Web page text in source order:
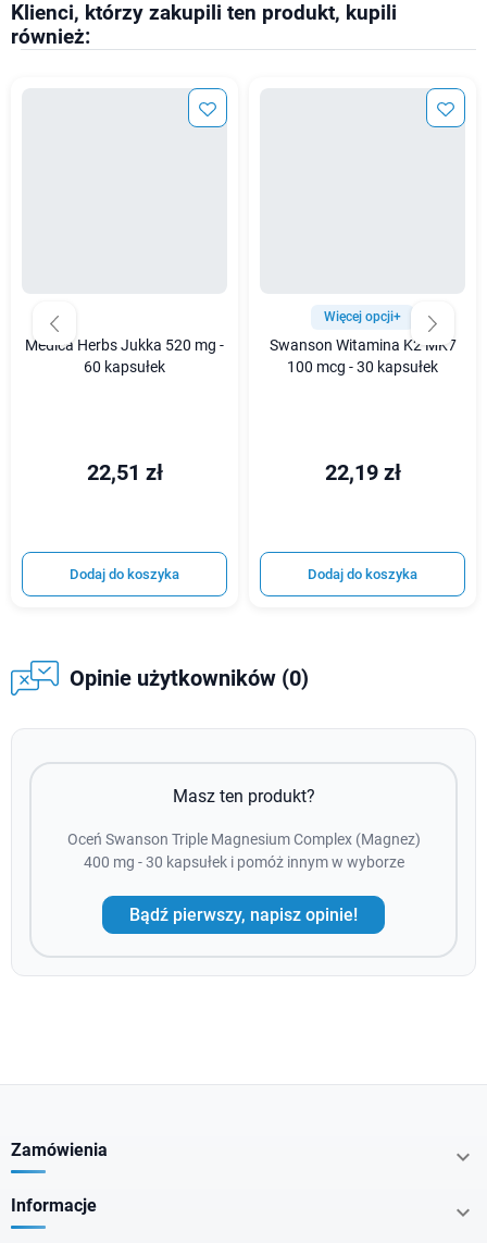
Klienci, którzy zakupili ten produkt, kupili
również:
Medica Herbs Jukka 520 mg -
60 kapsułek
22,51 zł
Dodaj do koszyka
Więcej opcji+
Swanson Witamina K2 MK7
100 mcg - 30 kapsułek
22,19 zł
Dodaj do koszyka
Opinie użytkowników (0)
Masz ten produkt?
Oceń Swanson Triple Magnesium Complex (Magnez)
400 mg - 30 kapsułek i pomóż innym w wyborze
Bądź pierwszy, napisz opinie!
Zamówienia 
Informacje 